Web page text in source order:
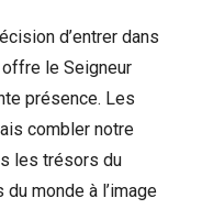
d’entrer dans
le Seigneur
présence. Les
combler notre
les trésors du
monde à l’image